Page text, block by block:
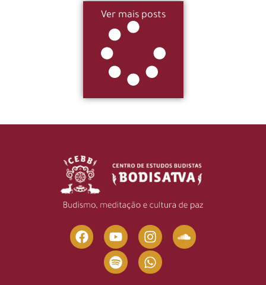
Ver mais posts